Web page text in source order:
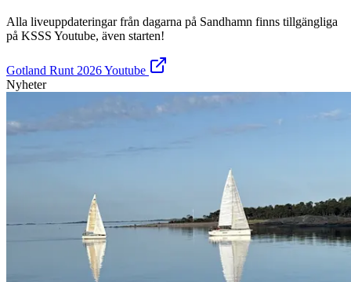
Alla liveuppdateringar från dagarna på Sandhamn finns tillgängliga
på KSSS Youtube, även starten!
Gotland Runt 2026 Youtube
Nyheter